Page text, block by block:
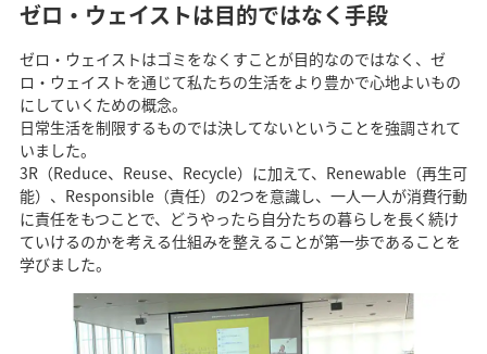
ゼロ・ウェイストは目的ではなく手段
ゼロ・ウェイストはゴミをなくすことが目的なのではなく、ゼ
ロ・ウェイストを通じて私たちの生活をより豊かで心地よいもの
にしていくための概念。
日常生活を制限するものでは決してないということを強調されて
いました。
3R（Reduce、Reuse、Recycle）に加えて、Renewable（再生可
能）、Responsible（責任）の2つを意識し、一人一人が消費行動
に責任をもつことで、どうやったら自分たちの暮らしを長く続け
ていけるのかを考える仕組みを整えることが第一歩であることを
学びました。